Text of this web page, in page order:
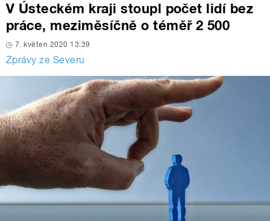
V Ústeckém kraji stoupl počet lidí bez
práce, meziměsíčně o téměř 2 500
7. květen 2020 13:39
Zprávy ze Severu